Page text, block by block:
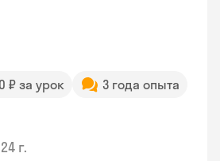
₽ за урок
3 года опыта
г.